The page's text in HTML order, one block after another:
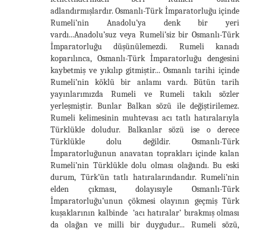
adlandırmışlardır. Osmanlı-Türk İmparatorluğu içinde
Rumeli’nin Anadolu’ya denk bir yeri
vardı...Anadolu’suz veya Rumeli’siz bir Osmanlı-Türk
İmparatorluğu düşünülemezdi. Rumeli kanadı
koparılınca, Osmanlı-Türk İmparatorluğu dengesini
kaybetmiş ve yıkılıp gitmiştir... Osmanlı tarihi içinde
Rumeli’nin köklü bir anlamı vardı. Bütün tarih
yayınlarımızda Rumeli ve Rumeli takılı sözler
yerleşmiştir. Bunlar Balkan sözü ile değiştirilemez.
Rumeli kelimesinin muhtevası acı tatlı hatıralarıyla
Türklükle doludur. Balkanlar sözü ise o derece
Türklükle dolu değildir. Osmanlı-Türk
İmparatorluğunun anavatan toprakları içinde kalan
Rumeli’nin Türklükle dolu olması olağandı. Bu eski
durum, Türk’ün tatlı hatıralarındandır. Rumeli’nin
elden çıkması, dolayısıyle Osmanlı-Türk
İmparatorluğu’unun çökmesi olayının geçmiş Türk
kuşaklarının kalbinde ‘acı hatıralar’ bırakmış olması
da olağan ve milli bir duygudur... Rumeli sözü,